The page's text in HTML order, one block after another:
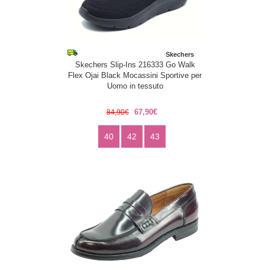
Skechers
Skechers Slip-Ins 216333 Go Walk
Flex Ojai Black Mocassini Sportive per
Uomo in tessuto
84,90€ 67,90€
40 42 43